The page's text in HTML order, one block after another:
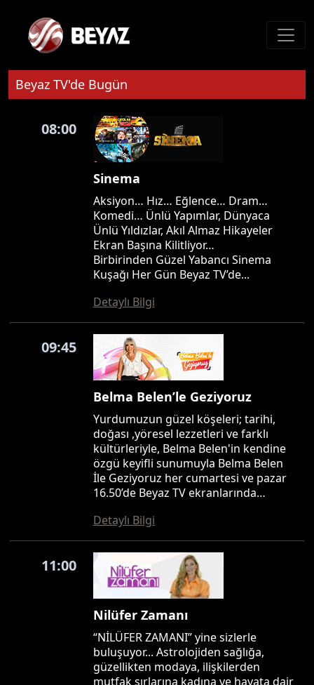
Beyaz TV'de Bugün
08:00
Sinema
Aksiyon… Hız… Eğlence… Dram…
Komedi… Ünlü Yapımlar, Dünyaca
Ünlü Yıldızlar, Akıl Almaz Hikayeler
Ekran Başına Kilitliyor…
Birbirinden Güzel Yabancı Sinema
Kuşağı Her Gün Beyaz TV’de...
Detaylı Bilgi
09:45
Belma Belen’le Geziyoruz
Yurdumuzun güzel köşeleri; tarihi,
doğası ,yöresel lezzetleri ve farklı
kültürleriyle, Belma Belen'in kendine
özgü keyifli sunumuyla Belma Belen
İle Geziyoruz her cumartesi ve pazar
16.50’de Beyaz TV ekranlarında…
Detaylı Bilgi
11:00
Nilüfer Zamanı
“NİLÜFER ZAMANI” yine sizlerle
buluşuyor... Astrolojiden sağlığa,
güzellikten modaya, ilişkilerden
mutfak sırlarına kadına ve hayata dair